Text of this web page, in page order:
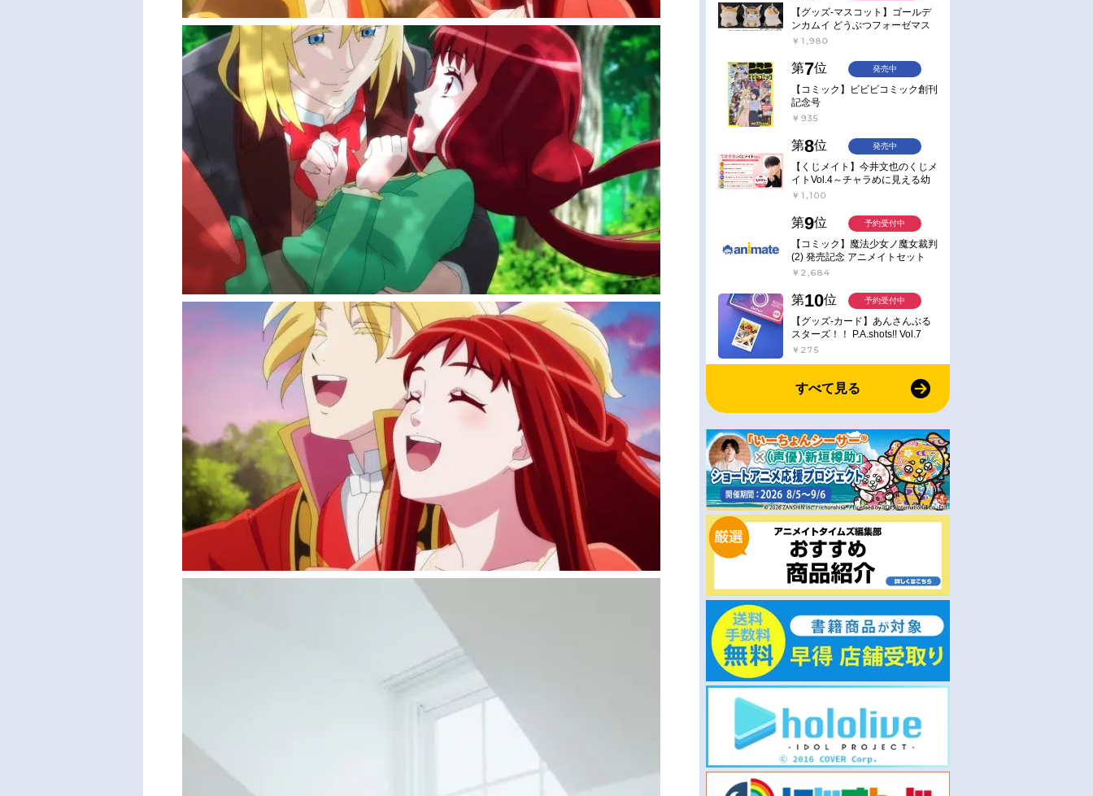
【グッズ-マスコット】ゴールデ
ンカムイ どうぶつフォーゼマス
コット 4.尾形百之助【再販】
￥1,980
第7位
【コミック】ビビビコミック創刊
記念号
￥935
発売中
第8位
【くじメイト】今井文也のくじメ
イトVol.4～チャラめに見える幼
馴染、実は一途で独占欲が強いん
￥1,100
発売中
第9位
【コミック】魔法少女ノ魔女裁判
(2) 発売記念 アニメイトセット
【アクリルスタンド2種セット購
産】
￥2,684
予約受付中
第10位
【グッズ-カード】あんさんぶる
スターズ！！ P.A.shots!! Vol.7
Action
￥275
予約受付中
すべて見る